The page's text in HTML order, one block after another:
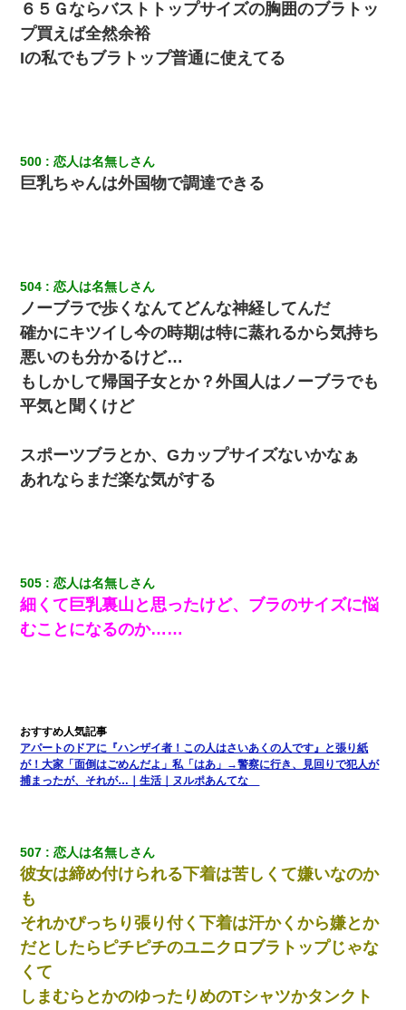
６５Ｇならバストトップサイズの胸囲のブラトッ
プ買えば全然余裕
Iの私でもブラトップ普通に使えてる
500 恋人は名無しさん
巨乳ちゃんは外国物で調達できる
504 恋人は名無しさん
ノーブラで歩くなんてどんな神経してんだ
確かにキツイし今の時期は特に蒸れるから気持ち
悪いのも分かるけど…
もしかして帰国子女とか？外国人はノーブラでも
平気と聞くけど
スポーツブラとか、Gカップサイズないかなぁ
あれならまだ楽な気がする
505 恋人は名無しさん
細くて巨乳裏山と思ったけど、ブラのサイズに悩
むことになるのか……
アパートのドアに『ハンザイ者！この人はさいあくの人です』と張り紙
が！大家「面倒はごめんだよ」私「はあ」→警察に行き、見回りで犯人が
捕まったが、それが…｜生活｜ヌルポあんてな
507 恋人は名無しさん
彼女は締め付けられる下着は苦しくて嫌いなのか
も
それかぴっちり張り付く下着は汗かくから嫌とか
だとしたらピチピチのユニクロブラトップじゃな
くて
しまむらとかのゆったりめのTシャツかタンクト